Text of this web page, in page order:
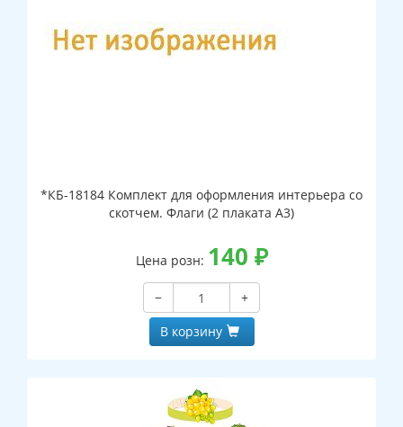
*КБ-18184 Комплект для оформления интерьера со
скотчем. Флаги (2 плаката А3)
Цена розн: 140 ₽
−
+
В корзину